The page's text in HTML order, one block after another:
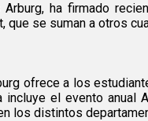
ha firmado
que se suman a otros
ofrece a los
incluye el evento
los distintos